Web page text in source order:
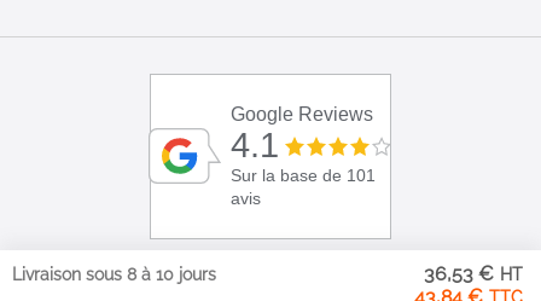
36,53 €
Livraison sous 8 à 10 jours
Google Reviews
4.1
Sur la base de 101
avis